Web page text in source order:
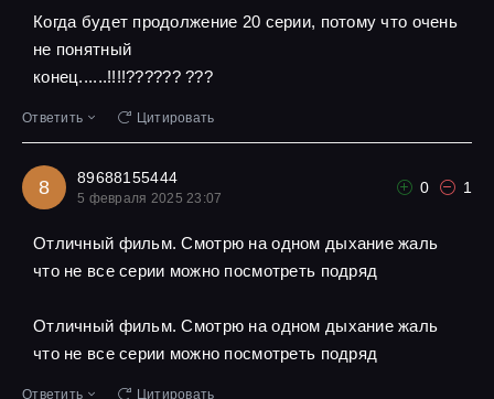
Когда будет продолжение 20 серии, потому что очень
не понятный
конец......!!!!?????? ???
Ответить Цитировать
8 89688155444
5 февраля 2025 23:07
0 1
Отличный фильм. Смотрю на одном дыхание жаль
что не все серии можно посмотреть подряд
Отличный фильм. Смотрю на одном дыхание жаль
что не все серии можно посмотреть подряд
Ответить Цитировать